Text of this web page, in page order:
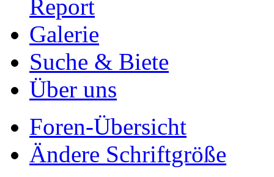
Report
Galerie
Suche & Biete
Über uns
Foren-Übersicht
Ändere Schriftgröße